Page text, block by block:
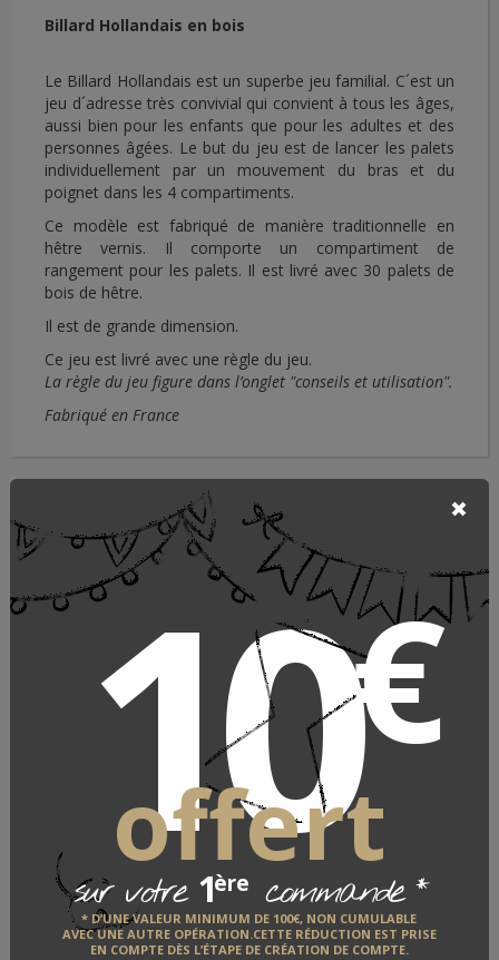
10€
offert
sur votre 1ère commande*
* D’UNE VALEUR MINIMUM DE 100€, NON CUMULABLE
AVEC UNE AUTRE OPÉRATION.CETTE RÉDUCTION EST PRISE
EN COMPTE DÈS L’ÉTAPE DE CRÉATION DE COMPTE.
Billard Hollandais en bois
Le Billard Hollandais est un superbe jeu familial. C´est un
jeu d´adresse très convivial qui convient à tous les âges,
aussi bien pour les enfants que pour les adultes et des
personnes âgées. Le but du jeu est de lancer les palets
individuellement par un mouvement du bras et du
poignet dans les 4 compartiments.
Ce modèle est fabriqué de manière traditionnelle en
hêtre vernis. Il comporte un compartiment de
rangement pour les palets. Il est livré avec 30 palets de
bois de hêtre.
Il est de grande dimension.
Ce jeu est livré avec une règle du jeu.
La règle du jeu figure dans l’onglet "conseils et utilisation".
Fabriqué en France
Jeux d' antan en bois Jorelle
JORELLE
LE FABRICANT
QUI EST-IL ?